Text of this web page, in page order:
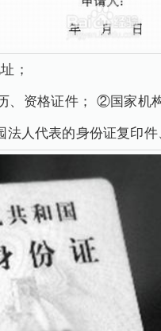
；
资格证件； ②国家机
人代表的身份证复印件